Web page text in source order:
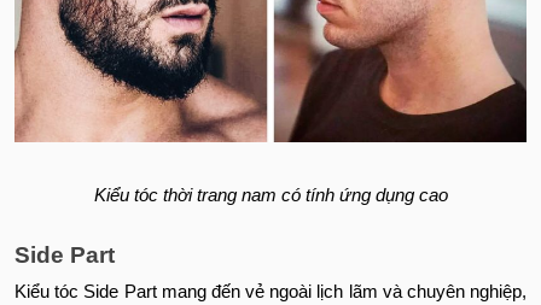
Kiểu tóc thời trang nam có tính ứng dụng cao
Side Part
Kiểu tóc Side Part mang đến vẻ ngoài lịch lãm và chuyên nghiệp,